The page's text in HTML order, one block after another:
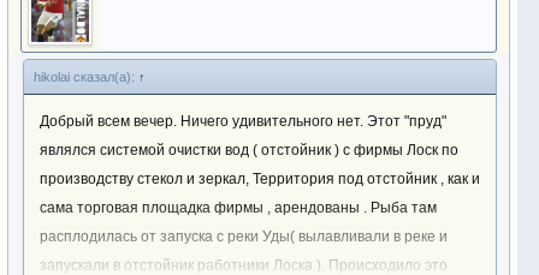
hikolai сказал(а): ↑
Добрый всем вечер. Ничего удивительного нет. Этот "пруд"
являлся системой очистки вод ( отстойник ) с фирмы Лоск по
производству стекол и зеркал, Территория под отстойник , как и
сама торговая площадка фирмы , арендованы . Рыба там
расплодилась от запуска с реки Уды( вылавливали в реке и
запускали в отстойник работники Лоска ). Происходило это